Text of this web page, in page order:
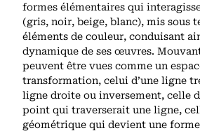
formes élémentaires qui
(gris, noir, beige, blanc), mis sous
éléments de couleur, conduisant
dynamique de ses œuvres.
peuvent être vues comme un
transformation, celui d’une ligne
ligne droite ou inversement, celle
point qui traverserait une ligne,
géométrique qui devient une